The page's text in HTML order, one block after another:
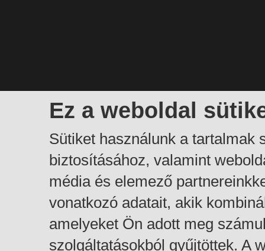
Ez a weboldal
Sütiket használunk a tartalmak
biztosításához, valamint
média és elemező
vonatkozó adatait, akik
amelyeket Ön adott meg
szolgáltatásokból gyűjtöttek. A